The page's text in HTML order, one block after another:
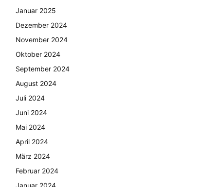
Januar 2025
Dezember 2024
November 2024
Oktober 2024
September 2024
August 2024
Juli 2024
Juni 2024
Mai 2024
April 2024
März 2024
Februar 2024
Januar 2024